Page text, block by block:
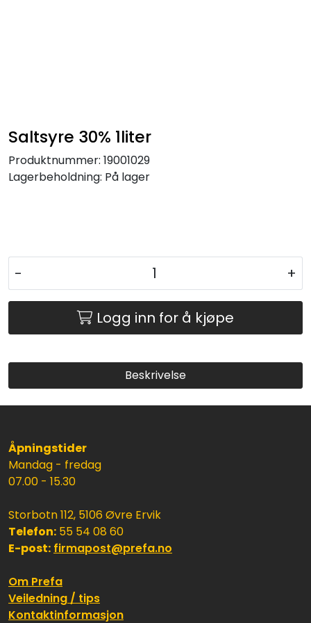
Saltsyre 30% 1liter
Produktnummer: 19001029
Lagerbeholdning: På lager
- +
Logg inn for å kjøpe
Beskrivelse
Åpningstider
Mandag - fredag
07.00 - 15.30
Storbotn 112, 5106 Øvre Ervik
Telefon: 55 54 08 60
E-post: firmapost@prefa.no
Om Prefa
Veiledning / tips
Kontaktinformasjon
Metaller
Ventilasjon
Nye produkter